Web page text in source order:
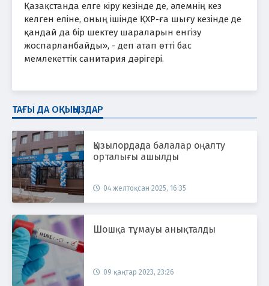
Қазақстанда елге кіру кезінде де, әлемнің кез
келген еліне, оның ішінде ҚХР-ға шығу кезінде де
қандай да бір шектеу шараларын енгізу
жоспарланбайды», - деп атап өтті бас
мемлекеттік санитария дәрігері.
ТАҒЫ ДА ОҚЫҢЫЗДАР
Қызылордада балалар оңалту
орталығы ашылды
04 желтоқсан 2025, 16:35
Шошқа тұмауы анықталды
09 қаңтар 2023, 23:26